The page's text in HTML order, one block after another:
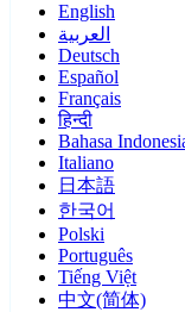
English
العربية
Deutsch
Español
Français
हिन्दी
Bahasa
Italiano
日本語
한국어
Polski
Português
Tiếng Việt
中文(简体)